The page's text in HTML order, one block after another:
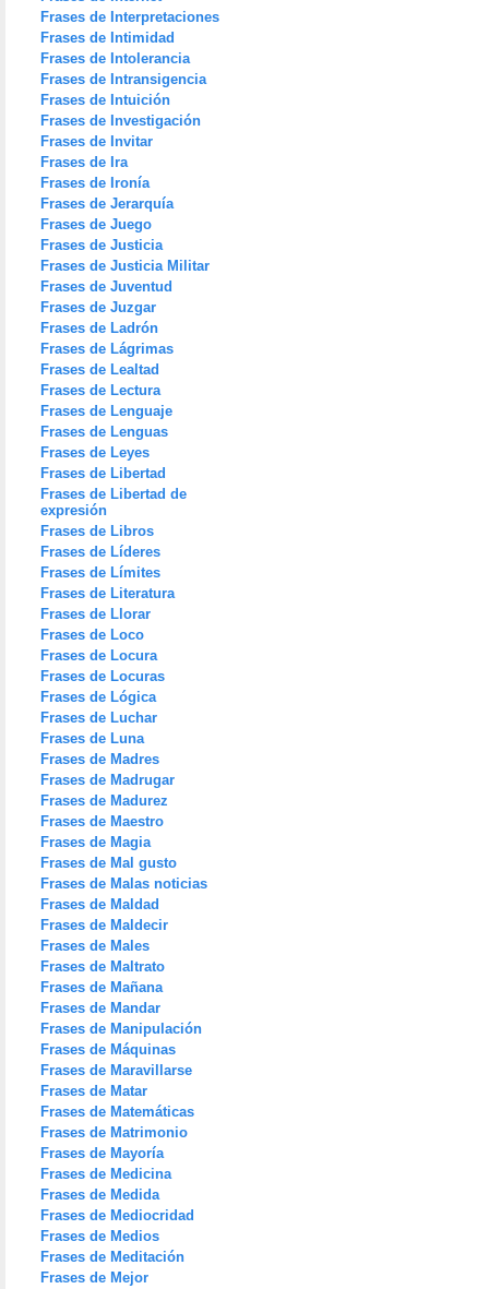
Frases de Interpretaciones
Frases de Intimidad
Frases de Intolerancia
Frases de Intransigencia
Frases de Intuición
Frases de Investigación
Frases de Invitar
Frases de Ira
Frases de Ironía
Frases de Jerarquía
Frases de Juego
Frases de Justicia
Frases de Justicia Militar
Frases de Juventud
Frases de Juzgar
Frases de Ladrón
Frases de Lágrimas
Frases de Lealtad
Frases de Lectura
Frases de Lenguaje
Frases de Lenguas
Frases de Leyes
Frases de Libertad
Frases de Libertad de
expresión
Frases de Libros
Frases de Líderes
Frases de Límites
Frases de Literatura
Frases de Llorar
Frases de Loco
Frases de Locura
Frases de Locuras
Frases de Lógica
Frases de Luchar
Frases de Luna
Frases de Madres
Frases de Madrugar
Frases de Madurez
Frases de Maestro
Frases de Magia
Frases de Mal gusto
Frases de Malas noticias
Frases de Maldad
Frases de Maldecir
Frases de Males
Frases de Maltrato
Frases de Mañana
Frases de Mandar
Frases de Manipulación
Frases de Máquinas
Frases de Maravillarse
Frases de Matar
Frases de Matemáticas
Frases de Matrimonio
Frases de Mayoría
Frases de Medicina
Frases de Medida
Frases de Mediocridad
Frases de Medios
Frases de Meditación
Frases de Mejor